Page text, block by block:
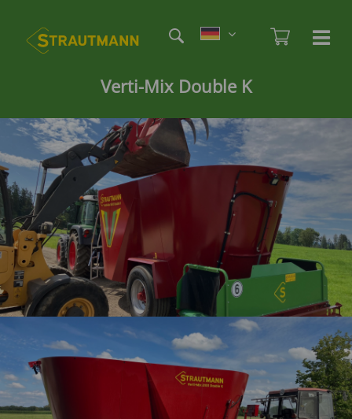
Inhalt
Verti-Mix Double K